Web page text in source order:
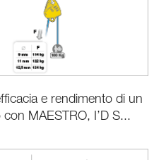
e rendimento di un
MAESTRO, I’D S...